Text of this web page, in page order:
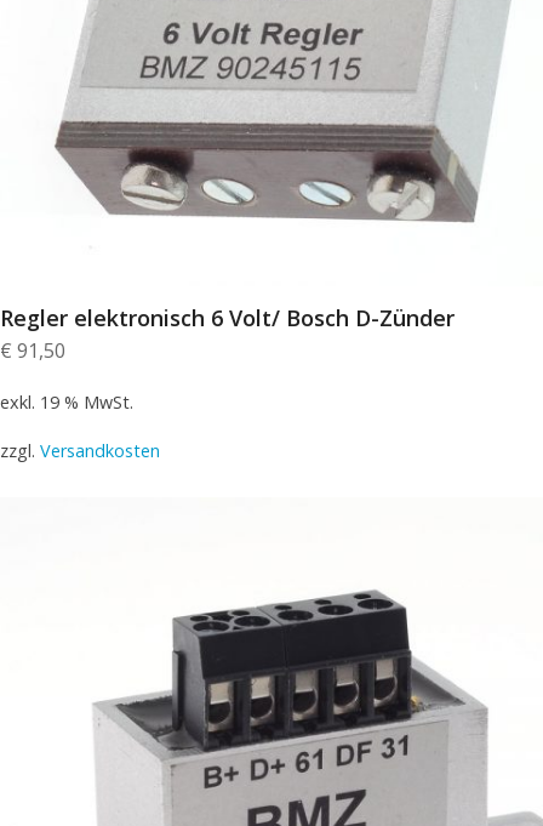
Regler elektronisch 6 Volt/ Bosch D-Zünder
€ 91,50
exkl. 19 % MwSt.
zzgl. Versandkosten